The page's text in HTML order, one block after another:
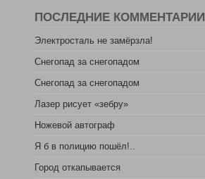
ПОСЛЕДНИЕ КОММЕНТАРИИ
Электросталь не замёрзла!
Снегопад за снегопадом
Снегопад за снегопадом
Лазер рисует «зебру»
Ножевой автограф
Я б в полицию пошёл!..
Город откапывается